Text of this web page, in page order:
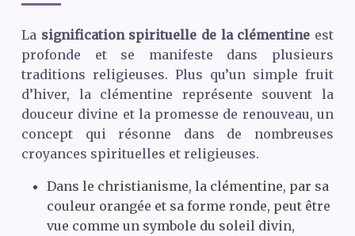
La signification spirituelle de la clémentine est
profonde et se manifeste dans plusieurs
traditions religieuses. Plus qu’un simple fruit
d’hiver, la clémentine représente souvent la
douceur divine et la promesse de renouveau, un
concept qui résonne dans de nombreuses
croyances spirituelles et religieuses.
Dans le christianisme, la clémentine, par sa
couleur orangée et sa forme ronde, peut être
vue comme un symbole du soleil divin,